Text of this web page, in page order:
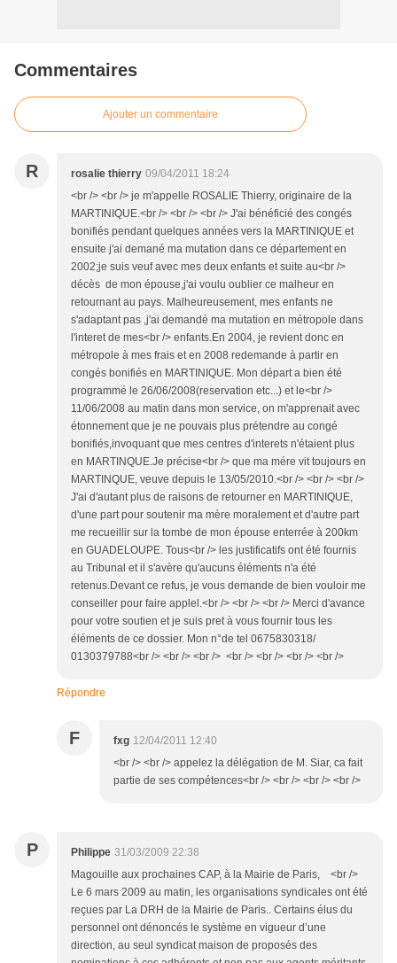
Commentaires
Ajouter un commentaire
R rosalie thierry 09/04/2011 18:24
<br /> <br /> je m'appelle ROSALIE Thierry, originaire de la
MARTINIQUE.<br /> <br /> <br /> J'ai bénéficié des congés
bonifiés pendant quelques années vers la MARTINIQUE et
ensuite j'ai demané ma mutation dans ce département en
2002;je suis veuf avec mes deux enfants et suite au<br />
décès de mon épouse,j'ai voulu oublier ce malheur en
retournant au pays. Malheureusement, mes enfants ne
s'adaptant pas ,j'ai demandé ma mutation en métropole dans
l'interet de mes<br /> enfants.En 2004, je revient donc en
métropole à mes frais et en 2008 redemande à partir en
congés bonifiés en MARTINIQUE. Mon départ a bien été
programmé le 26/06/2008(reservation etc...) et le<br />
11/06/2008 au matin dans mon service, on m'apprenait avec
étonnement que je ne pouvais plus prétendre au congé
bonifiés,invoquant que mes centres d'interets n'étaient plus
en MARTINQUE.Je précise<br /> que ma mére vit toujours en
MARTINQUE, veuve depuis le 13/05/2010.<br /> <br /> <br />
J'ai d'autant plus de raisons de retourner en MARTINIQUE,
d'une part pour soutenir ma mère moralement et d'autre part
me recueillir sur la tombe de mon épouse enterrée à 200km
en GUADELOUPE. Tous<br /> les justificatifs ont été fournis
au Tribunal et il s'avère qu'aucuns éléments n'a été
retenus.Devant ce refus, je vous demande de bien vouloir me
conseiller pour faire applel.<br /> <br /> <br /> Merci d'avance
pour votre soutien et je suis pret à vous fournir tous les
éléments de ce dossier. Mon n°de tel 0675830318/
0130379788<br /> <br /> <br /> <br /> <br /> <br /> <br />
Répondre
F fxg 12/04/2011 12:40
<br /> <br /> appelez la délégation de M. Siar, ca fait
partie de ses compétences<br /> <br /> <br /> <br />
P Philippe 31/03/2009 22:38
Magouille aux prochaines CAP, à la Mairie de Paris, <br />
Le 6 mars 2009 au matin, les organisations syndicales ont été
reçues par La DRH de la Mairie de Paris.. Certains élus du
personnel ont dénoncés le système en vigueur d’une
direction, au seul syndicat maison de proposés des